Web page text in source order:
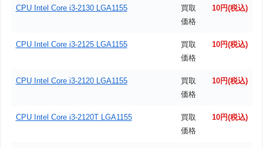
CPU Intel Core i3-2130 LGA1155
買取
価格
10円(税込)
CPU Intel Core i3-2125 LGA1155
買取
価格
10円(税込)
CPU Intel Core i3-2120 LGA1155
買取
価格
10円(税込)
CPU Intel Core i3-2120T LGA1155
買取
価格
10円(税込)